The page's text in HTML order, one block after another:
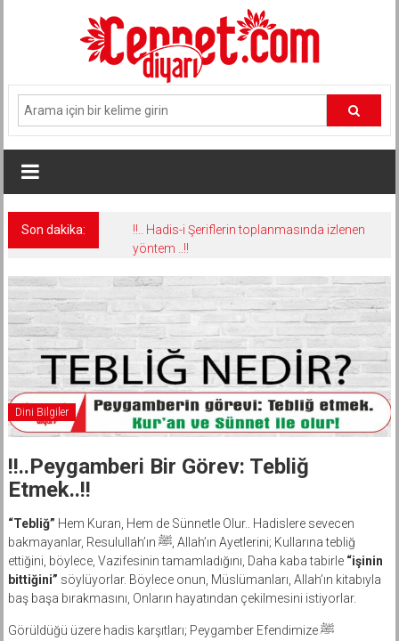
Son dakika:
!!.. Hadis-i Şeriflerin toplanmasında izlenen
yöntem ..!!
Dini Bilgiler
!!..Peygamberi Bir Görev: Tebliğ
Etmek..!!
“Tebliğ” Hem Kuran, Hem de Sünnetle Olur.. Hadislere sevecen
bakmayanlar, Resulullah’ın ﷺ, Allah’ın Ayetlerini; Kullarına tebliğ
ettiğini, böylece, Vazifesinin tamamladığını, Daha kaba tabirle “işinin
bittiğini” söylüyorlar. Böylece onun, Müslümanları, Allah’ın kitabıyla
baş başa bırakmasını, Onların hayatından çekilmesini istiyorlar.
Görüldüğü üzere hadis karşıtları; Peygamber Efendimize ﷺ